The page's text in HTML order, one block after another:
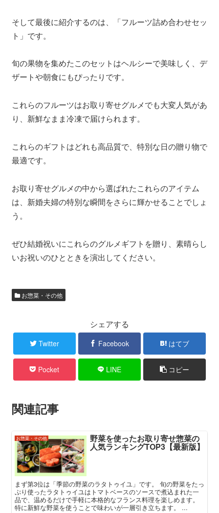
そして最後に紹介するのは、「フルーツ詰め合わせセッ
ト」です。
旬の果物を集めたこのセットはヘルシーで美味しく、デ
ザートや朝食にもぴったりです。
これらのフルーツはお取り寄せグルメでも大変人気があ
り、新鮮なまま冷凍で届けられます。
これらのギフトはどれも高品質で、特別な日の贈り物で
最適です。
お取り寄せグルメの中から選ばれたこれらのアイテム
は、新婚夫婦の特別な瞬間をさらに輝かせることでしょ
う。
ぜひ結婚祝いにこれらのグルメギフトを贈り、素晴らし
いお祝いのひとときを演出してください。
お惣菜・その他
シェアする
Twitter Facebook はてブ
Pocket LINE コピー
関連記事
お惣菜・その他 野菜を使ったお取り寄せ惣菜の
人気ランキングTOP3【最新版】
まず第3位は「季節の野菜のラタトゥイユ」です。 旬の野菜をたっ
ぷり使ったラタトゥイユはトマトベースのソースで煮込まれた一
品で、温めるだけで手軽に本格的なフランス料理を楽しめます。
特に新鮮な野菜を使うことで味わいが一層引き立ちます。 ...